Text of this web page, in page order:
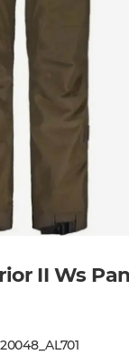
II Ws
_AL701